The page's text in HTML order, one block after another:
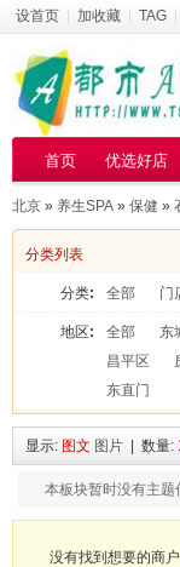
设首页 加收藏 TAG
首页 优选好店
北京 » 养生SPA » 保健 »
分类列表
分类: 全部 门
地区: 全部 东
昌平区
东直门
显示: 图文 图片 | 数量:
本板块暂时没有主题
没有找到想要的商